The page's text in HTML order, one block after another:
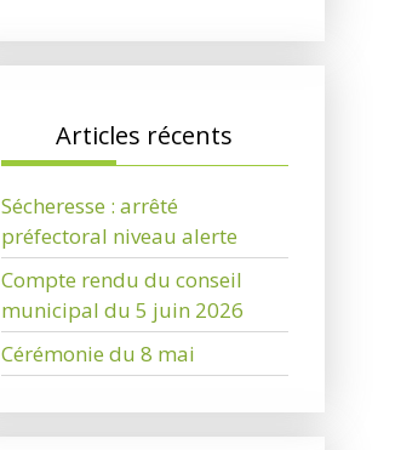
Articles récents
Sécheresse : arrêté
préfectoral niveau alerte
Compte rendu du conseil
municipal du 5 juin 2026
Cérémonie du 8 mai